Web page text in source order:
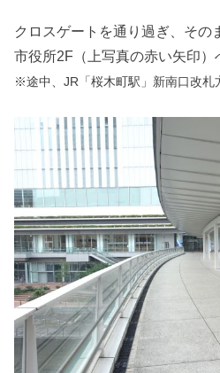
クロスゲートを通り過ぎ、その
市役所2F（上写真の赤い矢印）
※途中、JR「桜木町駅」新南口改札